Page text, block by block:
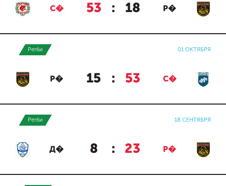
С� 53 : 18 Р�
Регби 01 ОКТЯБРЯ
Р� 15 : 53 С�
Регби 18 СЕНТЯБРЯ
Д� 8 : 23 Р�